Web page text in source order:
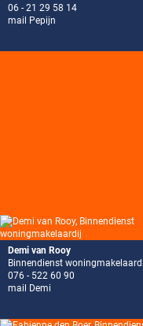
06 - 21 29 58 14
mail Pepijn
Demi van Rooy
Binnendienst
076 - 522 60 90
mail Demi